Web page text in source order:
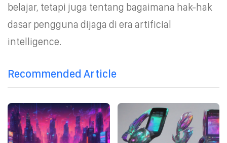
belajar, tetapi juga tentang bagaimana hak-hak
dasar pengguna dijaga di era artificial
intelligence.
Recommended Article